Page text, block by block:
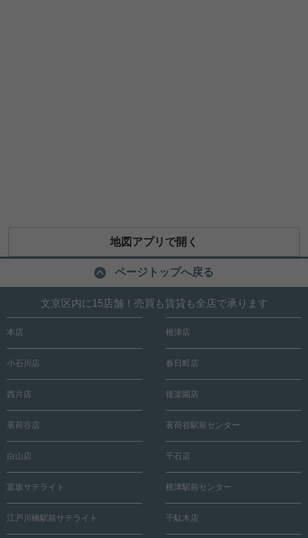
地図アプリで開く
ページトップへ戻る
文京区内に15店舗！売買も賃貸も全店で承ります
本店 根津店
小石川店 春日町店
西片店 後楽園店
茗荷谷店 茗荷谷駅前センター
白山店 千石店
富坂サテライト 根津駅前センター
江戸川橋駅前サテライト 千駄木店